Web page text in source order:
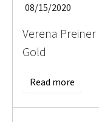
08/15/2020
Verena
Gold
Read more